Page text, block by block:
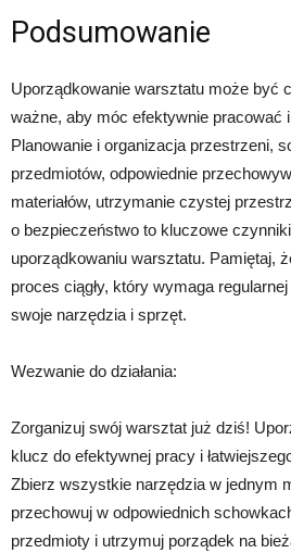
Podsumowanie
Uporządkowanie warsztatu może być
ważne, aby móc efektywnie pracować
Planowanie i organizacja przestrzeni,
przedmiotów, odpowiednie
materiałów, utrzymanie czystej
o bezpieczeństwo to kluczowe
uporządkowaniu warsztatu. Pamiętaj,
proces ciągły, który wymaga
swoje narzędzia i sprzęt.
Wezwanie do działania:
Zorganizuj swój warsztat już dziś!
klucz do efektywnej pracy i
Zbierz wszystkie narzędzia w jednym
przechowuj w odpowiednich
przedmioty i utrzymuj porządek na